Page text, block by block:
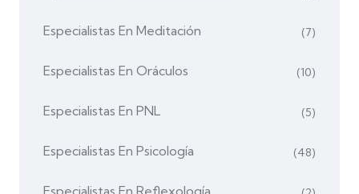
Especialistas En Meditación (7)
Especialistas En Oráculos (10)
Especialistas En PNL (5)
Especialistas En Psicología (48)
Especialistas En Reflexología